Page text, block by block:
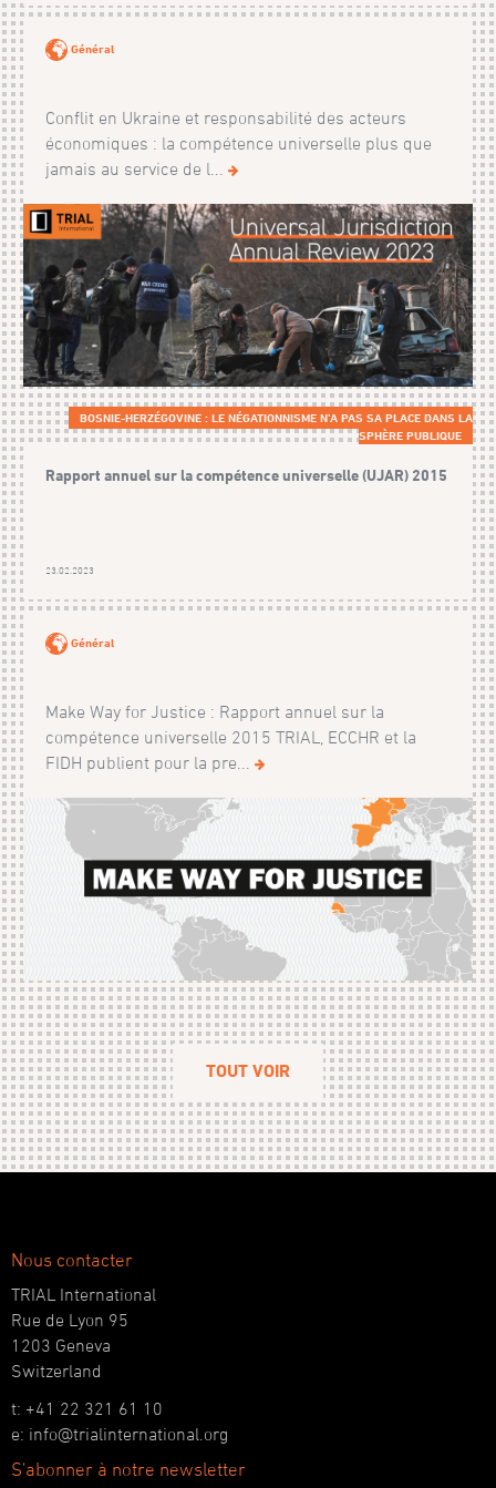
Général
Conflit en Ukraine et responsabilité des acteurs
économiques : la compétence universelle plus que
jamais au service de l...
BOSNIE-HERZÉGOVINE : LE NÉGATIONNISME N’A PAS SA PLACE DANS LA
SPHÈRE PUBLIQUE
Rapport annuel sur la compétence universelle (UJAR) 2015
23.02.2023
Général
Make Way for Justice : Rapport annuel sur la
compétence universelle 2015 TRIAL, ECCHR et la
FIDH publient pour la pre...
TOUT VOIR
Nous contacter
TRIAL International
Rue de Lyon 95
1203 Geneva
Switzerland
t: +41 22 321 61 10
e: info@trialinternational.org
S'abonner à notre newsletter